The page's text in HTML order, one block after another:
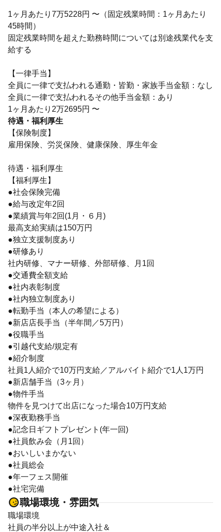
1ヶ月あたり7万5228円 〜（固定残業時間：1ヶ月あたり
45時間）
固定残業時間を超えた勤務時間については別途残業代を支
給する
【一律手当】
全員に一律で支払われる通勤・皆勤・家族手当金額：なし
全員に一律で支払われるその他手当金額：あり
待遇・福利厚生
【保険制度】
雇用保険、労災保険、健康保険、厚生年金
待遇・福利厚生
【福利厚生】
●社会保険完備
●給与改定年2回
●業績賞与年2回(1月・６月)
最高支給実績は150万円
●独立支援制度あり
●研修あり
社内研修、マナー研修、外部研修、月1回
●交通費全額支給
●社内表彰制度
●社内独立制度あり
●転勤手当（本人の希望による）
●新店店長手当（半年間／5万円）
●役職手当
●引越代支給/規定有
●紹介制度
社員1人紹介で10万円支給／アルバイト紹介で1人1万円
●新店舗手当（3ヶ月）
●物件手当
物件を見つけて出店になった場合10万円支給
●深夜勤務手当
●記念日ギフトプレゼント(年一回)
●社員飲み会（月1回）
●おいしいまかない
●社員総会
●年一フェス開催
●社宅完備
職場環境・雰囲気
職場環境
社員の半分以上が中途入社＆